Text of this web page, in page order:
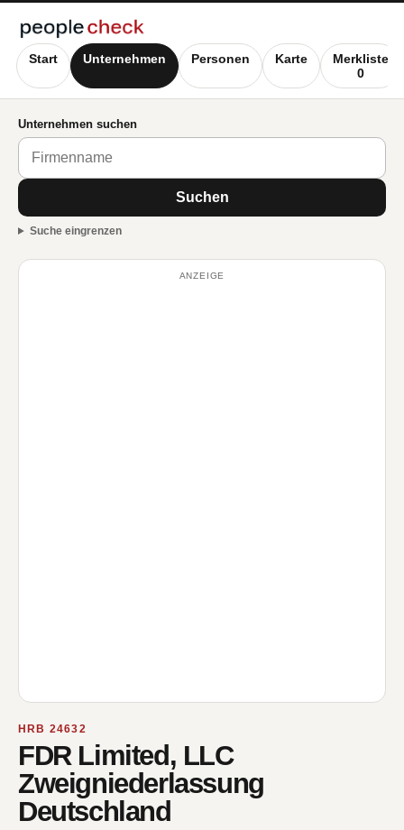
Start Unternehmen Personen Karte
Merkliste
0
Unternehmen suchen
Suchen
Suche eingrenzen
ANZEIGE
HRB 24632
FDR Limited, LLC
Zweigniederlassung
Deutschland